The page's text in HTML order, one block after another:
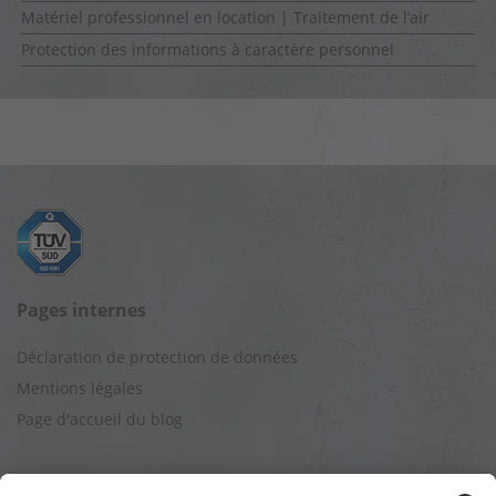
Matériel professionnel en location | Traitement de l’air
Protection des informations à caractère personnel
Pages internes
Déclaration de protection de données
Mentions légales
Page d'accueil du blog